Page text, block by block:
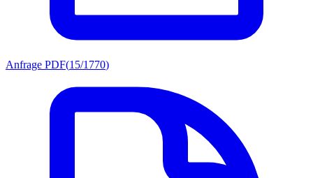
Anfrage PDF(15/1770)